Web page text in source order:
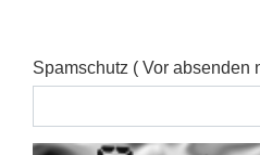
Spamschutz ( Vor absenden